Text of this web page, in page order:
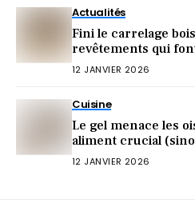
Actualités
Fini le carrelage
revêtements qui
12 JANVIER 2026
Cuisine
Le gel menace les
aliment crucial
12 JANVIER 2026